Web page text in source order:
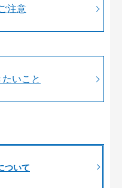
注意
いこと
ついて